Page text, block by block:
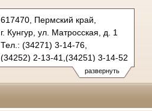
развернуть
617470, Пермский край,
г. Кунгур, ул. Матросская, д. 1
Тел.: (34271) 3-14-76,
(34252) 2-13-41,(34251) 3-14-52
kungursky.perm@sudrf.ru
kishertsky.perm@sudrf.ru